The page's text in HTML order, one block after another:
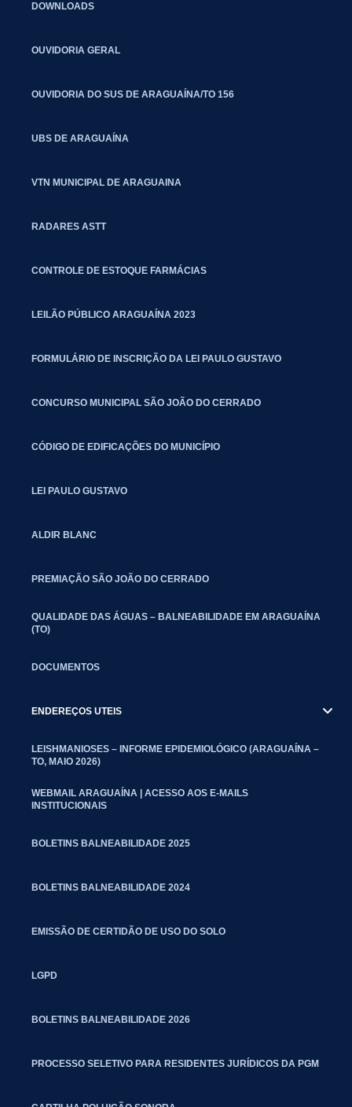
DOWNLOADS
OUVIDORIA GERAL
OUVIDORIA DO SUS DE ARAGUAÍNA/TO 156
UBS DE ARAGUAÍNA
VTN MUNICIPAL DE ARAGUAINA
RADARES ASTT
CONTROLE DE ESTOQUE FARMÁCIAS
LEILÃO PÚBLICO ARAGUAÍNA 2023
FORMULÁRIO DE INSCRIÇÃO DA LEI PAULO GUSTAVO
CONCURSO MUNICIPAL SÃO JOÃO DO CERRADO
CÓDIGO DE EDIFICAÇÕES DO MUNICÍPIO
LEI PAULO GUSTAVO
ALDIR BLANC
PREMIAÇÃO SÃO JOÃO DO CERRADO
QUALIDADE DAS ÁGUAS – BALNEABILIDADE EM ARAGUAÍNA
(TO)
DOCUMENTOS
ENDEREÇOS UTEIS
LEISHMANIOSES – INFORME EPIDEMIOLÓGICO (ARAGUAÍNA –
TO, MAIO 2026)
WEBMAIL ARAGUAÍNA | ACESSO AOS E-MAILS
INSTITUCIONAIS
BOLETINS BALNEABILIDADE 2025
BOLETINS BALNEABILIDADE 2024
EMISSÃO DE CERTIDÃO DE USO DO SOLO
LGPD
BOLETINS BALNEABILIDADE 2026
PROCESSO SELETIVO PARA RESIDENTES JURÍDICOS DA PGM